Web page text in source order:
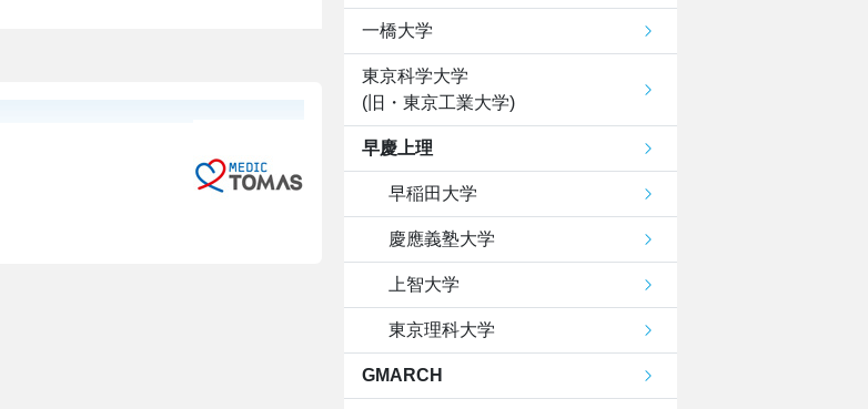
一橋大学
東京科学大学
(旧・東京工業大学)
早慶上理
早稲田大学
慶應義塾大学
上智大学
東京理科大学
GMARCH